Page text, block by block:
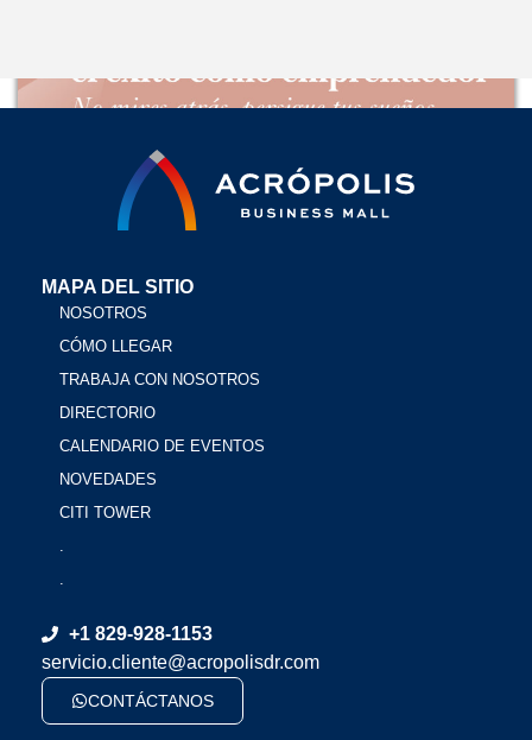
MAPA DEL SITIO
NOSOTROS
CÓMO LLEGAR
TRABAJA CON NOSOTROS
DIRECTORIO
CALENDARIO DE EVENTOS
NOVEDADES
CITI TOWER
.
.
+1 829-928-1153
servicio.cliente@acropolisdr.com
CONTÁCTANOS